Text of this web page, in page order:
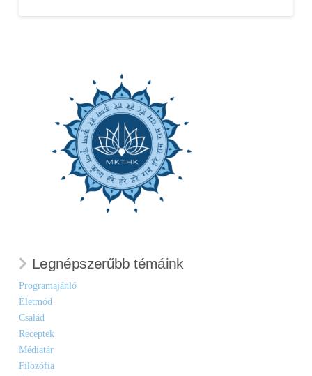
Legnépszerűbb témáink
Programajánló
Életmód
Család
Receptek
Médiatár
Filozófia